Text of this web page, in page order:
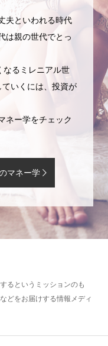
夫といわれる時代
は親の世代でとっ
なるミレニアル世
いくには、投資が
ネー学をチェック
マネー学
るというミッションのも
どをお届けする情報メディ